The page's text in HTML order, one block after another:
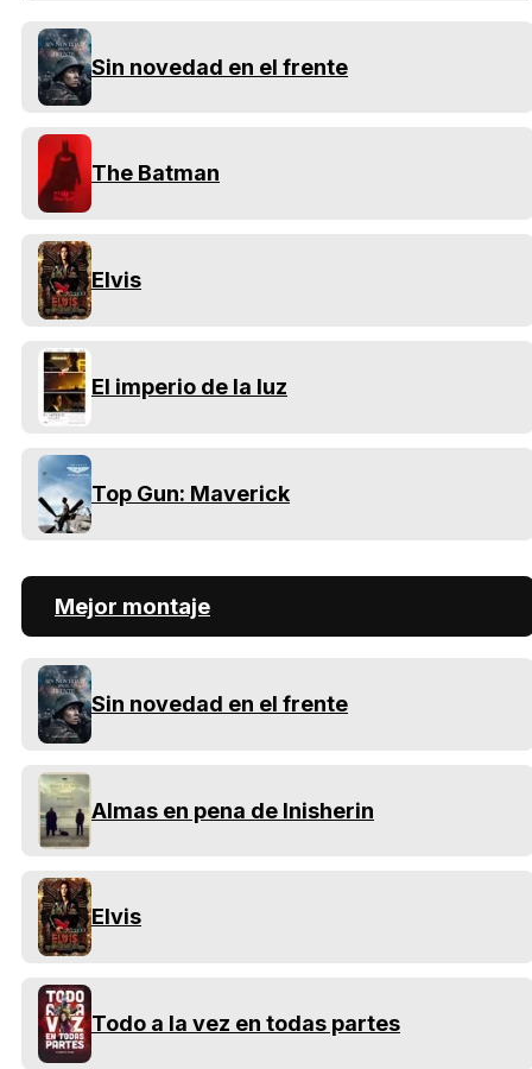
Sin novedad en el frente
The Batman
Elvis
El imperio de la luz
Top Gun: Maverick
Mejor montaje
Sin novedad en el frente
Almas en pena de Inisherin
Elvis
Todo a la vez en todas partes